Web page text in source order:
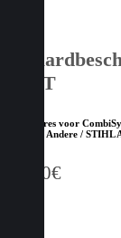
130 T
Accessoires voor
Andere / Andere / STIHL
13,70€